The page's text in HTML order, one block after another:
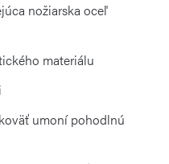
nožiarska oceľ
materiálu
umoní pohodlnú